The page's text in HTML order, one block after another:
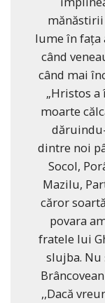
mănăstirii
lume în faţa
când
când mai
„Hristos
moarte
dintre noi
Socol,
Mazilu,
căror
povara
fratele lui
slujba. Nu
,,Dacă